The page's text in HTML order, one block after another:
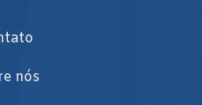
nós